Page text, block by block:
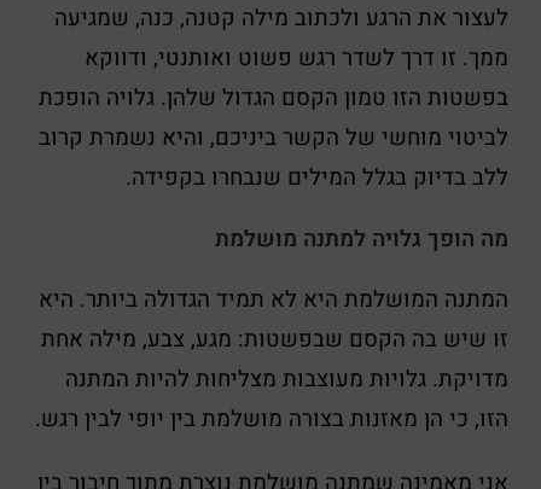
לעצור את הרגע ולכתוב מילה קטנה, כנה, שמגיעה
ממך. זו דרך לשדר רגש פשוט ואותנטי, ודווקא
בפשטות הזו טמון הקסם הגדול שלהן. גלויה הופכת
לביטוי מוחשי של הקשר ביניכם, והיא נשמרת קרוב
ללב בדיוק בגלל המילים שנבחרו בקפידה.
מה הופך גלויה למתנה מושלמת
המתנה המושלמת היא לא תמיד הגדולה ביותר. היא
זו שיש בה הקסם שבפשטות: מגע, צבע, מילה אחת
מדויקת. גלויות מעוצבות מצליחות להיות המתנה
הזו, כי הן מאזנות בצורה מושלמת בין יופי לבין רגש.